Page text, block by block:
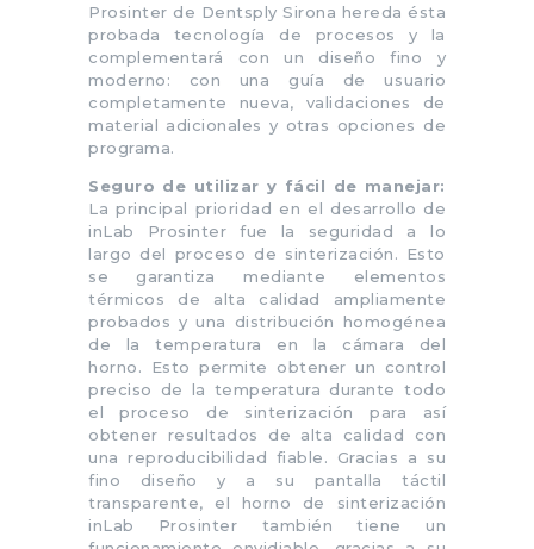
Prosinter de Dentsply Sirona hereda ésta
probada tecnología de procesos y la
complementará con un diseño fino y
moderno: con una guía de usuario
completamente nueva, validaciones de
material adicionales y otras opciones de
programa.
Seguro de utilizar y fácil de manejar:
La principal prioridad en el desarrollo de
inLab Prosinter fue la seguridad a lo
largo del proceso de sinterización. Esto
se garantiza mediante elementos
térmicos de alta calidad ampliamente
probados y una distribución homogénea
de la temperatura en la cámara del
horno. Esto permite obtener un control
preciso de la temperatura durante todo
el proceso de sinterización para así
obtener resultados de alta calidad con
una reproducibilidad fiable. Gracias a su
fino diseño y a su pantalla táctil
transparente, el horno de sinterización
inLab Prosinter también tiene un